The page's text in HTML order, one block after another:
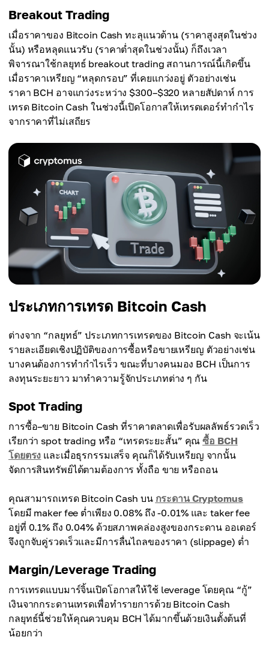
Breakout Trading
เมื่อราคาของ Bitcoin Cash ทะลุแนวต้าน (ราคาสูงสุดในช่วง
นั้น) หรือหลุดแนวรับ (ราคาต่ำสุดในช่วงนั้น) ก็ถึงเวลา
พิจารณาใช้กลยุทธ์ breakout trading สถานการณ์นี้เกิดขึ้น
เมื่อราคาเหรียญ “หลุดกรอบ” ที่เคยแกว่งอยู่ ตัวอย่างเช่น
ราคา BCH อาจแกว่งระหว่าง $300–$320 หลายสัปดาห์ การ
เทรด Bitcoin Cash ในช่วงนี้เปิดโอกาสให้เทรดเดอร์ทำกำไร
จากราคาที่ไม่เสถียร
ประเภทการเทรด Bitcoin Cash
ต่างจาก “กลยุทธ์” ประเภทการเทรดของ Bitcoin Cash จะเน้น
รายละเอียดเชิงปฏิบัติของการซื้อหรือขายเหรียญ ตัวอย่างเช่น
บางคนต้องการทำกำไรเร็ว ขณะที่บางคนมอง BCH เป็นการ
ลงทุนระยะยาว มาทำความรู้จักประเภทต่าง ๆ กัน
Spot Trading
การซื้อ–ขาย Bitcoin Cash ที่ราคาตลาดเพื่อรับผลลัพธ์รวดเร็ว
เรียกว่า spot trading หรือ “เทรดระยะสั้น” คุณซื้อ BCH
โดยตรง และเมื่อธุรกรรมเสร็จ คุณก็ได้รับเหรียญ จากนั้น
จัดการสินทรัพย์ได้ตามต้องการ ทั้งถือ ขาย หรือถอน
คุณสามารถเทรด Bitcoin Cash บน กระดาน Cryptomus
โดยมี maker fee ต่ำเพียง 0.08% ถึง -0.01% และ taker fee
อยู่ที่ 0.1% ถึง 0.04% ด้วยสภาพคล่องสูงของกระดาน ออเดอร์
จึงถูกจับคู่รวดเร็วและมีการลื่นไถลของราคา (slippage) ต่ำ
Margin/Leverage Trading
การเทรดแบบมาร์จิ้นเปิดโอกาสให้ใช้ leverage โดยคุณ “กู้”
เงินจากกระดานเทรดเพื่อทำรายการด้วย Bitcoin Cash
กลยุทธ์นี้ช่วยให้คุณควบคุม BCH ได้มากขึ้นด้วยเงินตั้งต้นที่
น้อยกว่า